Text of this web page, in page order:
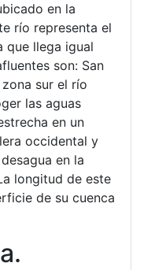
en la
río representa el
que llega igual
son: San
sur el río
las aguas
en un
occidental y
en la
longitud de este
de su cuenca